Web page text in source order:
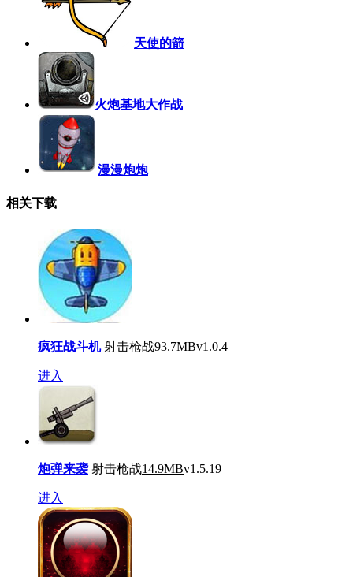
天使的箭
火炮基地大作战
漫漫炮炮
相关下载
疯狂战斗机 射击枪战93.7MBv1.0.4
进入
炮弹来袭 射击枪战14.9MBv1.5.19
进入